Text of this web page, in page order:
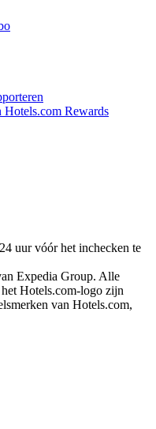
Rewards
uur vóór het inchecken te
Expedia Group. Alle
Hotels.com-logo zijn
van Hotels.com,